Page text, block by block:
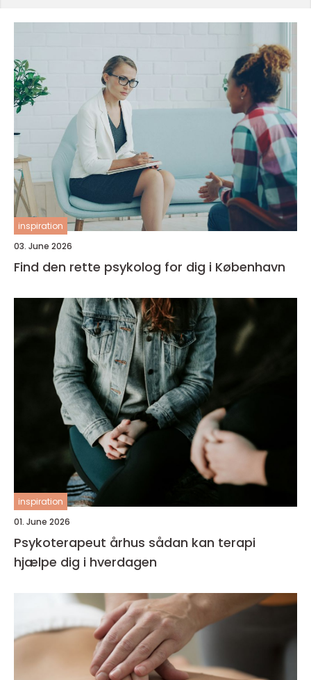
inspiration
03. June 2026
Find den rette psykolog for dig i København
inspiration
01. June 2026
Psykoterapeut århus sådan kan terapi
hjælpe dig i hverdagen